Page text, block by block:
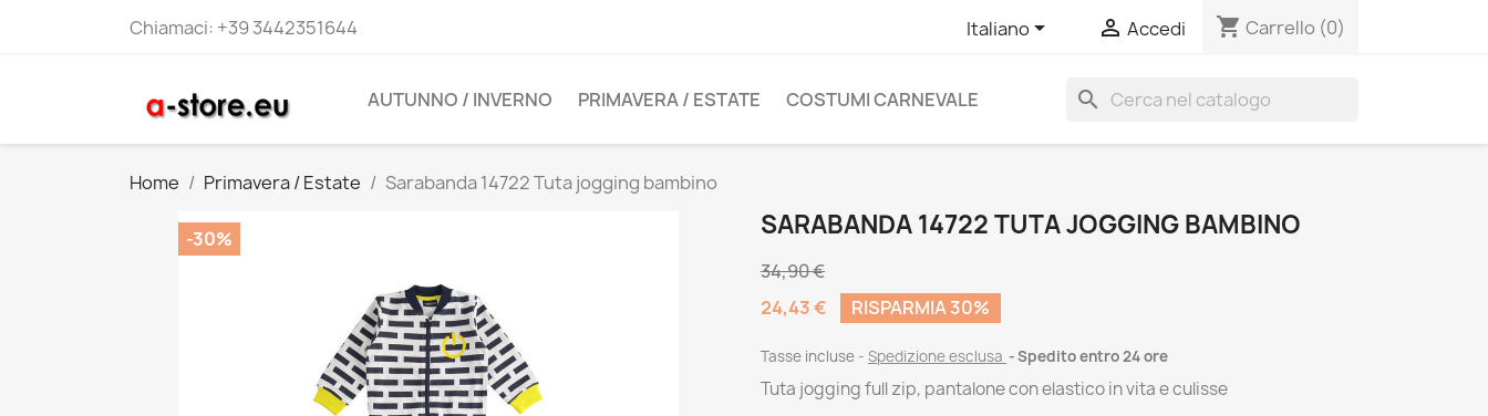
Chiamaci: +39 3442351644 Italiano  Accedi shopping_cart Carrello (0)
AUTUNNO / INVERNO PRIMAVERA / ESTATE COSTUMI CARNEVALE search
Home Primavera / Estate Sarabanda 14722 Tuta jogging bambino
-30% SARABANDA 14722 TUTA JOGGING BAMBINO
34,90 €
24,43 €
RISPARMIA 30%
Tasse incluse Spedizione esclusa Spedito entro 24 ore
Tuta jogging full zip, pantalone con elastico in vita e culisse